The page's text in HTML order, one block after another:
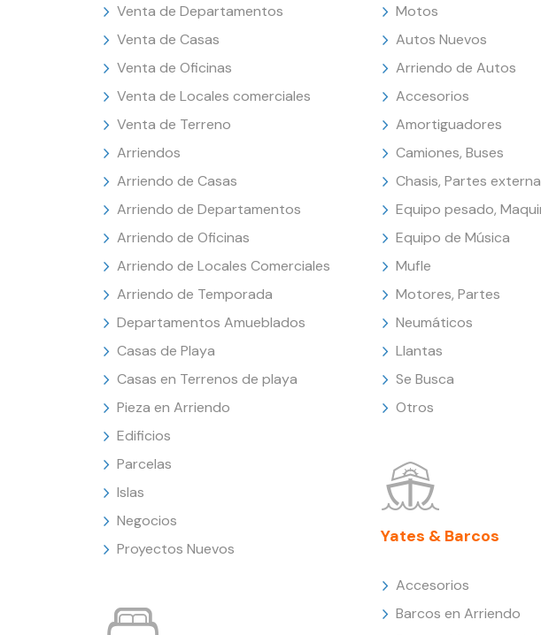
Venta de Departamentos
Venta de Casas
Venta de Oficinas
Venta de Locales comerciales
Venta de Terreno
Arriendos
Arriendo de Casas
Arriendo de Departamentos
Arriendo de Oficinas
Arriendo de Locales Comerciales
Arriendo de Temporada
Departamentos Amueblados
Casas de Playa
Casas en Terrenos de playa
Pieza en Arriendo
Edificios
Parcelas
Islas
Negocios
Proyectos Nuevos
Motos
Autos Nuevos
Arriendo de Autos
Accesorios
Amortiguadores
Camiones, Buses
Chasis, Partes
Equipo pesado,
Equipo de Música
Mufle
Motores, Partes
Neumáticos
Llantas
Se Busca
Otros
Yates & Barcos
Accesorios
Barcos en Arriendo